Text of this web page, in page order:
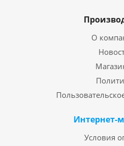
О
Интернет-
Условия